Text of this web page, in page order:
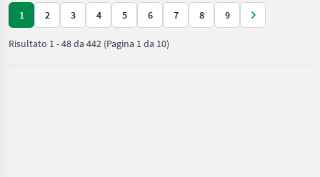
1 2 3 4 5 6 7 8 9
Risultato 1-48da 442 (Pagina 1 da 10)